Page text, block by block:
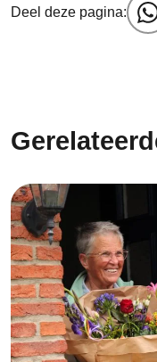
Deel deze pagina: